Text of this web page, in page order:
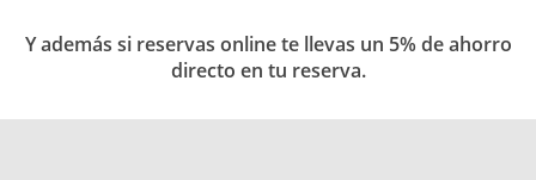
Y además si reservas online te llevas un 5% de ahorro
directo en tu reserva.